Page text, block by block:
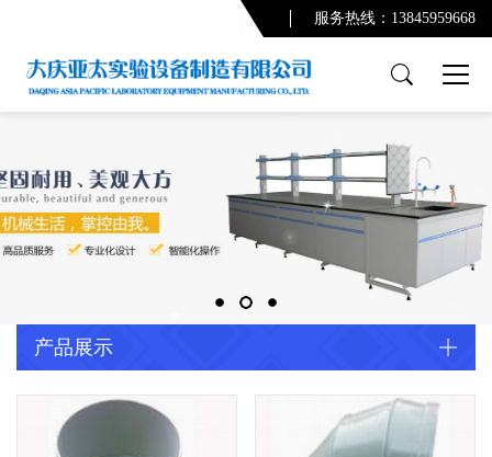
PCR实验室
通风柜系列
功能柜系列
净化系统及配套设备
配套产品
实验室规划设计
服务热线：13845959668
产品展示